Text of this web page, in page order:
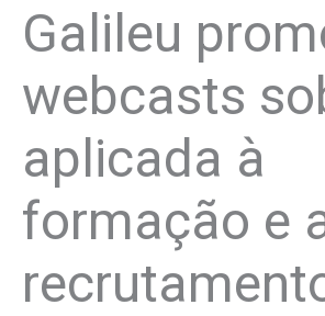
Galileu
webcasts
aplicada à
formação e